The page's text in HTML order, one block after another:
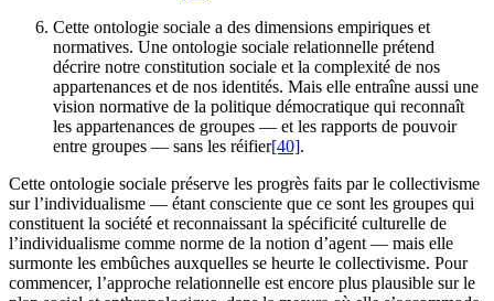
Cette ontologie sociale a des dimensions empiriques et
normatives. Une ontologie sociale relationnelle prétend
décrire notre constitution sociale et la complexité de nos
appartenances et de nos identités. Mais elle entraîne aussi une
vision normative de la politique démocratique qui reconnaît
les appartenances de groupes — et les rapports de pouvoir
entre groupes — sans les réifier[40].
Cette ontologie sociale préserve les progrès faits par le collectivisme
sur l’individualisme — étant consciente que ce sont les groupes qui
constituent la société et reconnaissant la spécificité culturelle de
l’individualisme comme norme de la notion d’agent — mais elle
surmonte les embûches auxquelles se heurte le collectivisme. Pour
commencer, l’approche relationnelle est encore plus plausible sur le